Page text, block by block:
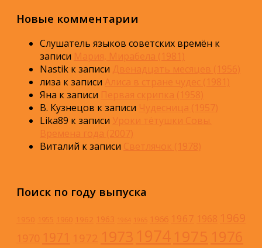
Новые комментарии
Слушатель языков советских времён к
записи Мария, Мирабела (1981)
Nastik к записи Двенадцать месяцев (1956)
лиза к записи Алиса в стране чудес (1981)
Яна к записи Первая скрипка (1958)
В. Кузнецов к записи Чудесница (1957)
Lika89 к записи Уроки тётушки Совы.
Времена года (2007)
Виталий к записи Светлячок (1978)
Поиск по году выпуска
1950 1955 1960 1962 1963 1964 1965 1966 1967 1968 1969
1970 1971 1972 1973 1974 1975 1976